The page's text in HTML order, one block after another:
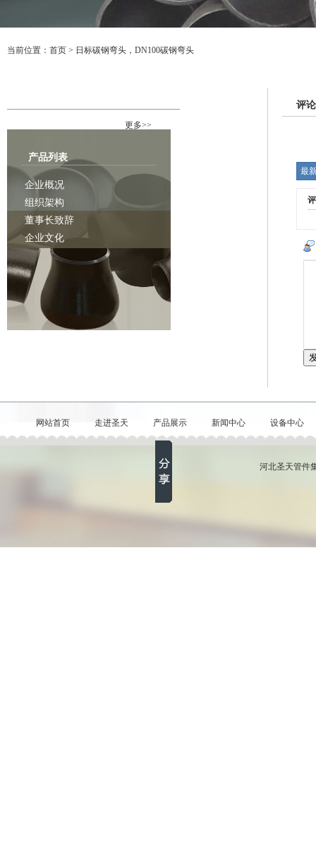
当前位置： 首页 > 日标碳钢弯头，DN100碳钢弯头
更多>>
产品列表
企业概况
组织架构
董事长致辞
企业文化
评
最
网站首页 走进圣天 产品展示 新闻中心 设备中心
河北圣天管件